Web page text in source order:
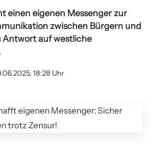
einen eigenen Messenger zur
zwischen Bürgern und
Antwort auf westliche
18:28 Uhr